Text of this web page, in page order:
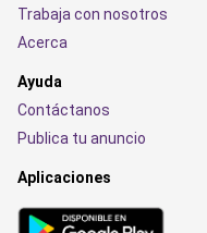
Trabaja con nosotros
Acerca
Ayuda
Contáctanos
Publica tu anuncio
Aplicaciones